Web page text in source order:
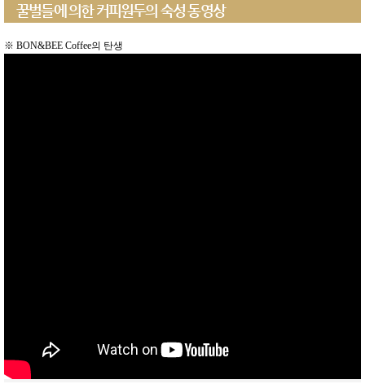
꿀벌들에 의한 커피원두의 숙성 동영상
※ BON&BEE Coffee의 탄생